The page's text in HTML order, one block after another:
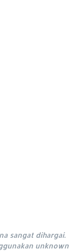
sangat dihargai.
unknown